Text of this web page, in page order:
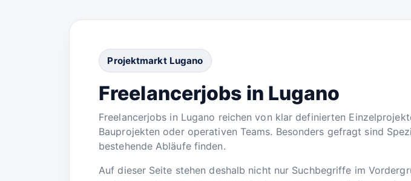
Projektmarkt Lugano
Freelancerjobs in Lugano
Freelancerjobs in Lugano reichen von klar definierten
Bauprojekten oder operativen Teams. Besonders gefragt sind
bestehende Abläufe finden.
Auf dieser Seite stehen deshalb nicht nur Suchbegriffe im